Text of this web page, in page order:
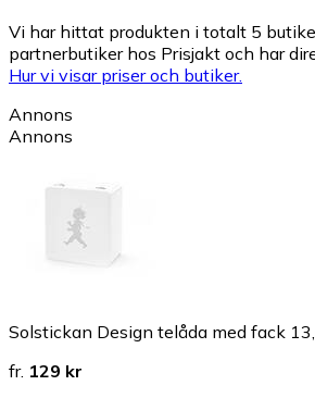
Vi har hittat produkten i totalt 5
partnerbutiker hos Prisjakt och har
Hur vi visar priser och butiker.
Annons
Annons
Solstickan Design telåda med fack
fr. 129 kr